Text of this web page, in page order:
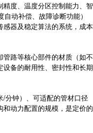
度、温度分区控制能力、智
动补偿、故障诊断功能）
器及稳定算法的系统，成本
路等核心部件的材质（如不
备的耐用性、密封性和长期
/分钟）、可适配的管材口径
动力配置的规模，是定价的